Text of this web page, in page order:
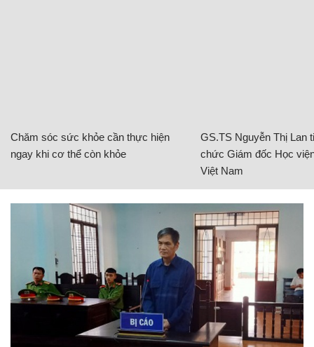
Chăm sóc sức khỏe cần thực hiện
ngay khi cơ thể còn khỏe
GS.TS Nguyễn Thị Lan
chức Giám đốc Học
Việt Nam